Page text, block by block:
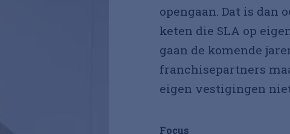
opengaan. Dat is dan
keten die SLA op
gaan de komende
franchisepartners
eigen vestigingen
Focus